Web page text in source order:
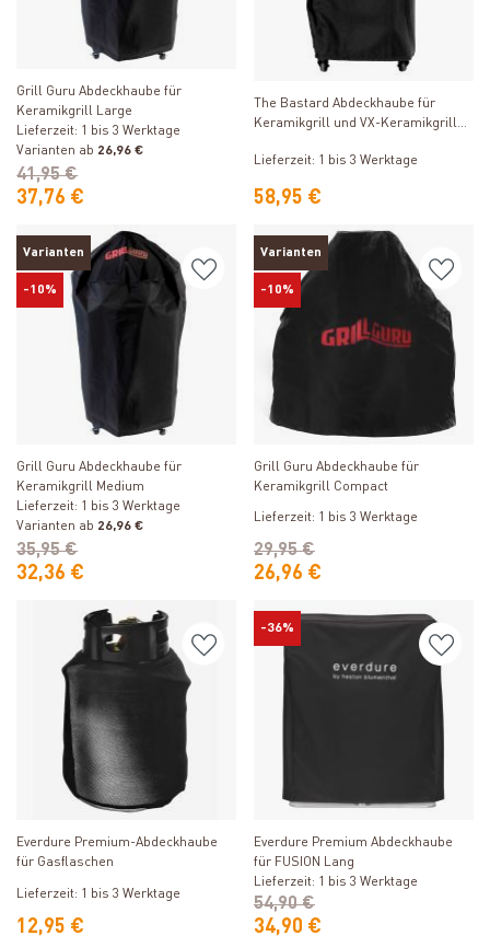
Produkt ansehen
Grill Guru Abdeckhaube für
Keramikgrill Large
Lieferzeit: 1 bis 3 Werktage
Varianten ab 26,96 €
37,76 €
41,95 €
Produkt ansehen
The Bastard Abdeckhaube für
Keramikgrill und VX-Keramikgrill
Lieferzeit: 1 bis 3 Werktage
58,95 €
Varianten
-10%
Produkt ansehen
Grill Guru Abdeckhaube für
Keramikgrill Medium
Lieferzeit: 1 bis 3 Werktage
Varianten ab 26,96 €
32,36 €
35,95 €
Varianten
-10%
Produkt ansehen
Grill Guru Abdeckhaube für
Keramikgrill Compact
Lieferzeit: 1 bis 3 Werktage
26,96 €
29,95 €
Produkt ansehen
Everdure Premium-Abdeckhaube
für Gasflaschen
Lieferzeit: 1 bis 3 Werktage
12,95 €
-36%
Produkt ansehen
Everdure Premium Abdeckhaube
für FUSION Lang
Lieferzeit: 1 bis 3 Werktage
34,90 €
54,90 €